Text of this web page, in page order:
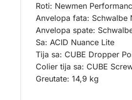
Roti: Newmen
Anvelopa fata:
Anvelopa spate:
Sa: ACID Nuance Lite
Tija sa: CUBE Dropper
Colier tija sa: CUBE
Greutate: 14,9 kg